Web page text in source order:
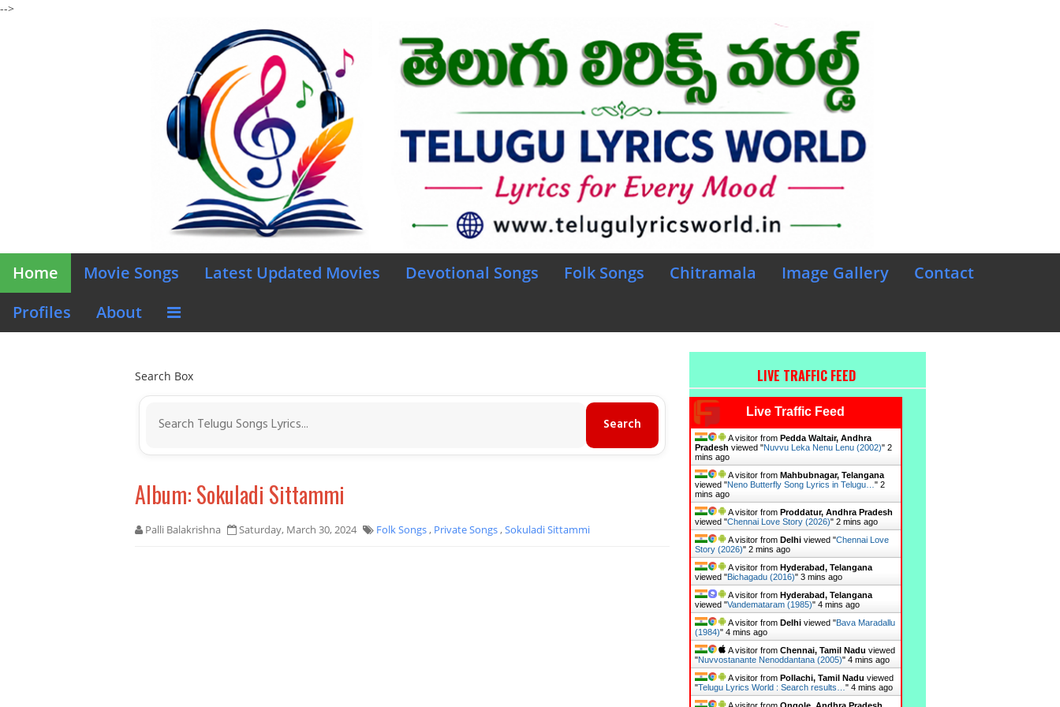
-->
Home Movie Songs Latest Updated Movies Devotional Songs Folk Songs Chitramala Image Gallery
Contact
Profiles
About
Search Box
Album: Sokuladi Sittammi
Palli Balakrishna Saturday, March 30, 2024 Folk Songs, Private Songs,Sokuladi Sittammi
LIVE TRAFFIC FEED
Live Traffic Feed
A visitor from Pedda Waltair, Andhra
Pradesh viewed "Nuvvu Leka Nenu Lenu (2002)" 2
mins ago
A visitor from Mahbubnagar, Telangana
viewed "Neno Butterfly Song Lyrics in Telugu… " 2
mins ago
A visitor from Proddatur, Andhra Pradesh
viewed "Chennai Love Story (2026)" 2 mins ago
A visitor from Delhiviewed "Chennai Love
Story (2026)" 2 mins ago
A visitor from Hyderabad, Telangana
viewed "Bichagadu (2016)" 3 mins ago
A visitor from Hyderabad, Telangana
viewed "Vandemataram (1985)" 4 mins ago
A visitor from Delhiviewed "Bava Maradallu
(1984)" 4 mins ago
A visitor from Chennai, Tamil Nadu viewed
"Nuvvostanante Nenoddantana (2005)" 4 mins ago
A visitor from Pollachi, Tamil Nadu viewed
"Telugu Lyrics World : Search results… " 4 mins ago